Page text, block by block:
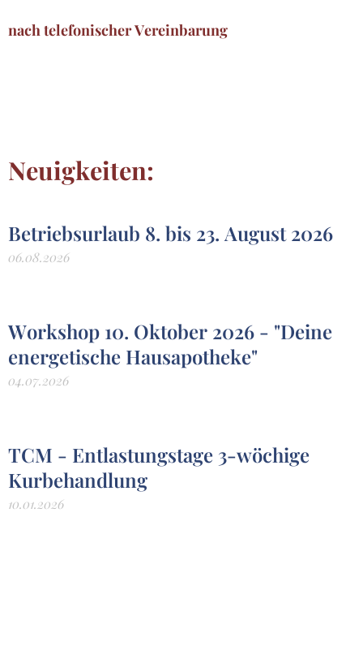
nach telefonischer Vereinbarung
Neuigkeiten:
Betriebsurlaub 8. bis 23. August 2026
06.08.2026
Workshop 10. Oktober 2026 - "Deine
energetische Hausapotheke"
04.07.2026
TCM - Entlastungstage 3-wöchige
Kurbehandlung
10.01.2026